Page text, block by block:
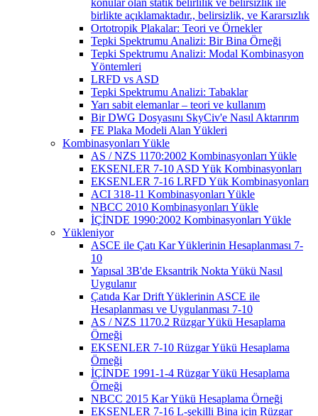
konular olan statik belirlilik ve belirsizlik ile
birlikte açıklamaktadır., belirsizlik, ve Kararsızlık
Ortotropik Plakalar: Teori ve Örnekler
Tepki Spektrumu Analizi: Bir Bina Örneği
Tepki Spektrumu Analizi: Modal Kombinasyon
Yöntemleri
LRFD vs ASD
Tepki Spektrumu Analizi: Tabaklar
Yarı sabit elemanlar – teori ve kullanım
Bir DWG Dosyasını SkyCiv'e Nasıl Aktarırım
FE Plaka Modeli Alan Yükleri
Kombinasyonları Yükle
AS / NZS 1170:2002 Kombinasyonları Yükle
EKSENLER 7-10 ASD Yük Kombinasyonları
EKSENLER 7-16 LRFD Yük Kombinasyonları
ACI 318-11 Kombinasyonları Yükle
NBCC 2010 Kombinasyonları Yükle
İÇİNDE 1990:2002 Kombinasyonları Yükle
Yükleniyor
ASCE ile Çatı Kar Yüklerinin Hesaplanması 7-
10
Yapısal 3B'de Eksantrik Nokta Yükü Nasıl
Uygulanır
Çatıda Kar Drift Yüklerinin ASCE ile
Hesaplanması ve Uygulanması 7-10
AS / NZS 1170.2 Rüzgar Yükü Hesaplama
Örneği
EKSENLER 7-10 Rüzgar Yükü Hesaplama
Örneği
İÇİNDE 1991-1-4 Rüzgar Yükü Hesaplama
Örneği
NBCC 2015 Kar Yükü Hesaplama Örneği
EKSENLER 7-16 L-şekilli Bina için Rüzgar